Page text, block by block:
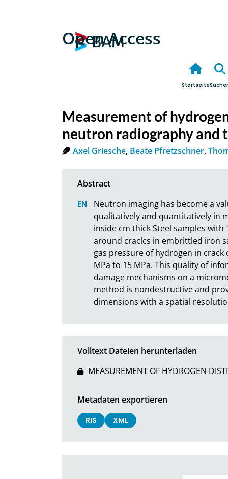
Open Access
Startseite
Measurement of
neutron radiography and
Axel Griesche, Beate Pfretzschner,
Neutron imaging has become a
qualitatively and quantitatively in
inside cm thick Steel samples
around craclcs in embrittled iron
gas pressure of hydrogen in
MPa to 15 MPa. This quality of
damage mechanisms on a
method is nondestructive and
dimensions with a spatial
Volltext Dateien herunterladen
MEASUREMENT OF HYDROGEN
Metadaten exportieren
RIS XML